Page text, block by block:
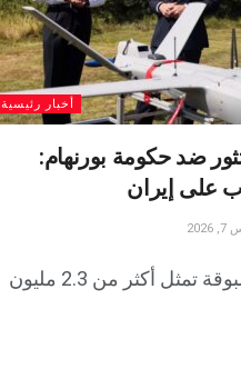
أخبار رئيسية
ضد حكومة بورنهام:
على إيران
في رسالة غير مسبوقة تمثل أكثر من 2.3 مليون